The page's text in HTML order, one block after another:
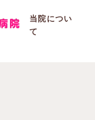
当院につい
て